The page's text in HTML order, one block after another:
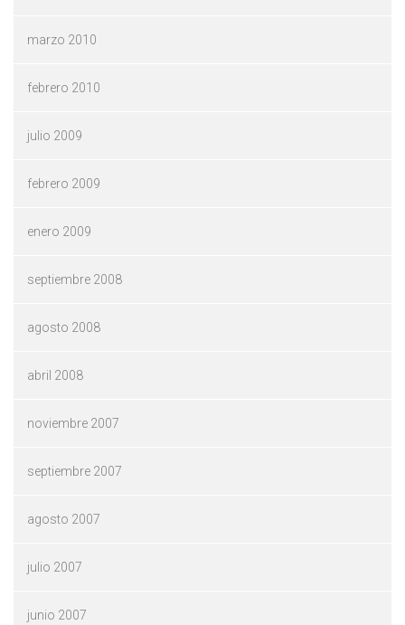
marzo 2010
febrero 2010
julio 2009
febrero 2009
enero 2009
septiembre 2008
agosto 2008
abril 2008
noviembre 2007
septiembre 2007
agosto 2007
julio 2007
junio 2007